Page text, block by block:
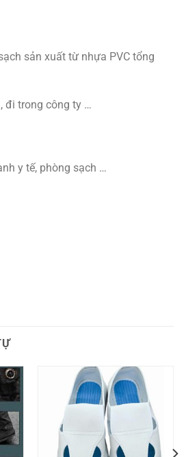
sản xuất từ nhựa PVC tổng
đi trong công ty …
y tế, phòng sạch …